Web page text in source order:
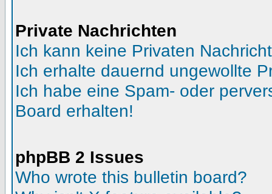
Private Nachrichten
Ich kann keine Privaten
Ich erhalte dauernd ungewollte
Ich habe eine Spam- oder
Board erhalten!
phpBB 2 Issues
Who wrote this bulletin board?